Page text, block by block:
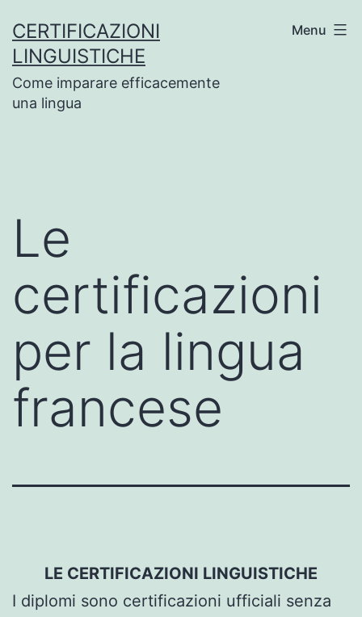
contenuto
CERTIFICAZIONI
LINGUISTICHE
Come imparare efficacemente
una lingua
Menu
Le
certificazioni
per la lingua
francese
LE CERTIFICAZIONI LINGUISTICHE
I diplomi sono certificazioni ufficiali senza